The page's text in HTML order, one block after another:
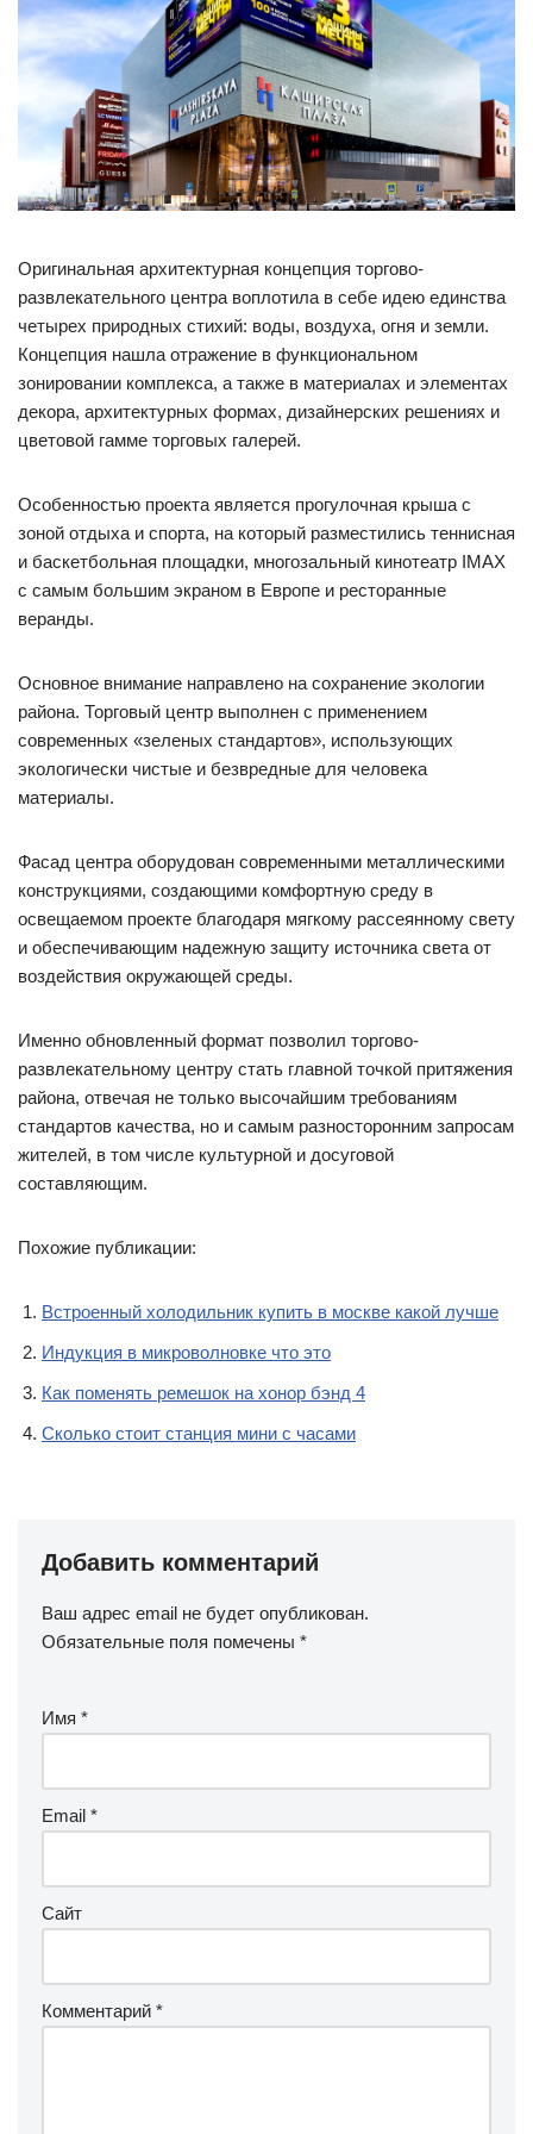
Оригинальная архитектурная концепция торгово-
развлекательного центра воплотила в себе идею единства
четырех природных стихий: воды, воздуха, огня и земли.
Концепция нашла отражение в функциональном
зонировании комплекса, а также в материалах и элементах
декора, архитектурных формах, дизайнерских решениях и
цветовой гамме торговых галерей.
Особенностью проекта является прогулочная крыша с
зоной отдыха и спорта, на который разместились теннисная
и баскетбольная площадки, многозальный кинотеатр IMAX
с самым большим экраном в Европе и ресторанные
веранды.
Основное внимание направлено на сохранение экологии
района. Торговый центр выполнен с применением
современных «зеленых стандартов», использующих
экологически чистые и безвредные для человека
материалы.
Фасад центра оборудован современными металлическими
конструкциями, создающими комфортную среду в
освещаемом проекте благодаря мягкому рассеянному свету
и обеспечивающим надежную защиту источника света от
воздействия окружающей среды.
Именно обновленный формат позволил торгово-
развлекательному центру стать главной точкой притяжения
района, отвечая не только высочайшим требованиям
стандартов качества, но и самым разносторонним запросам
жителей, в том числе культурной и досуговой
составляющим.
Похожие публикации:
Встроенный холодильник купить в москве какой лучше
Индукция в микроволновке что это
Как поменять ремешок на хонор бэнд 4
Сколько стоит станция мини с часами
Добавить комментарий
Ваш адрес email не будет опубликован.
Обязательные поля помечены *
Имя *
Email *
Сайт
Комментарий *